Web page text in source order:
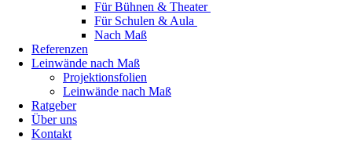
Für Bühnen & Theater
Für Schulen & Aula
Nach Maß
Referenzen
Leinwände nach Maß
Projektionsfolien
Leinwände nach Maß
Ratgeber
Über uns
Kontakt